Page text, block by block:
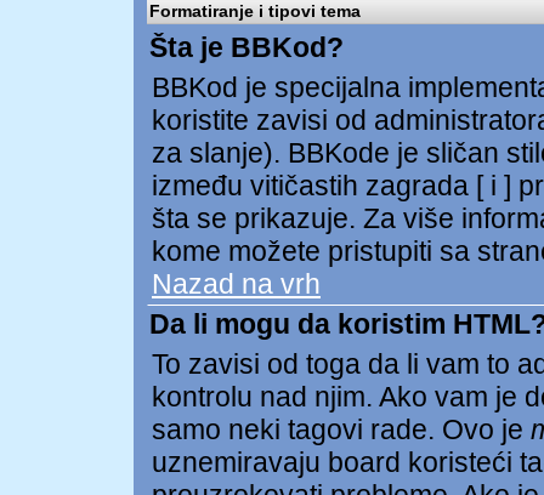
Formatiranje i tipovi tema
Šta je BBKod?
BBKod je specijalna
koristite zavisi od
za slanje). BBKode je sličan
između vitičastih zagrada [ i ]
šta se prikazuje. Za više
kome možete pristupiti sa
Nazad na vrh
Da li mogu da koristim
To zavisi od toga da li vam to
kontrolu nad njim. Ako vam je
samo neki tagovi rade. Ovo je
uznemiravaju board koristeći